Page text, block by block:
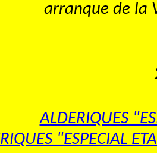
arranque de la
ALDERIQUES
"ESPECIAL